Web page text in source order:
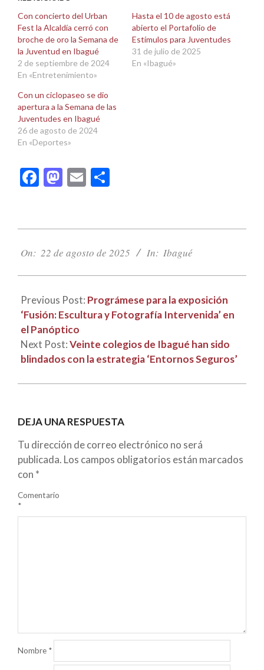
una
ventana
nueva)
una
ventana
nueva)
Con concierto del Urban
Fest la Alcaldía cerró con
broche de oro la Semana de
la Juventud en Ibagué
2 de septiembre de 2024
En «Entretenimiento»
Hasta el 10 de agosto está
abierto el Portafolio de
Estímulos para Juventudes
31 de julio de 2025
En «Ibagué»
Con un ciclopaseo se dio
apertura a la Semana de las
Juventudes en Ibagué
26 de agosto de 2024
En «Deportes»
Facebook
Mastodon
Email
08-
On: 22 de agosto de 2025 In: Ibagué
Previous Post: Prográmese para la exposición
‘Fusión: Escultura y Fotografía Intervenida’ en
el Panóptico
Next Post:Veinte colegios de Ibagué han sido
blindados con la estrategia ‘Entornos Seguros’
DEJA UNA RESPUESTA
Tu dirección de correo electrónico no será
publicada. Los campos obligatorios están marcados
con *
Comentario
*
Nombre *